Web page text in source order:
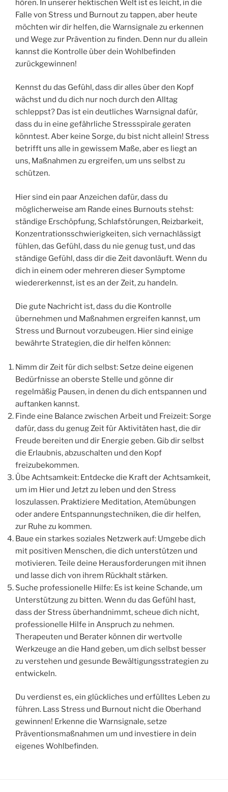
hören. In unserer hektischen Welt ist es leicht, in die
Falle von Stress und Burnout zu tappen, aber heute
möchten wir dir helfen, die Warnsignale zu erkennen
und Wege zur Prävention zu finden. Denn nur du allein
kannst die Kontrolle über dein Wohlbefinden
zurückgewinnen!
Kennst du das Gefühl, dass dir alles über den Kopf
wächst und du dich nur noch durch den Alltag
schleppst? Das ist ein deutliches Warnsignal dafür,
dass du in eine gefährliche Stressspirale geraten
könntest. Aber keine Sorge, du bist nicht allein! Stress
betrifft uns alle in gewissem Maße, aber es liegt an
uns, Maßnahmen zu ergreifen, um uns selbst zu
schützen.
Hier sind ein paar Anzeichen dafür, dass du
möglicherweise am Rande eines Burnouts stehst:
ständige Erschöpfung, Schlafstörungen, Reizbarkeit,
Konzentrationsschwierigkeiten, sich vernachlässigt
fühlen, das Gefühl, dass du nie genug tust, und das
ständige Gefühl, dass dir die Zeit davonläuft. Wenn du
dich in einem oder mehreren dieser Symptome
wiedererkennst, ist es an der Zeit, zu handeln.
Die gute Nachricht ist, dass du die Kontrolle
übernehmen und Maßnahmen ergreifen kannst, um
Stress und Burnout vorzubeugen. Hier sind einige
bewährte Strategien, die dir helfen können:
Nimm dir Zeit für dich selbst: Setze deine eigenen
Bedürfnisse an oberste Stelle und gönne dir
regelmäßig Pausen, in denen du dich entspannen und
auftanken kannst.
Finde eine Balance zwischen Arbeit und Freizeit: Sorge
dafür, dass du genug Zeit für Aktivitäten hast, die dir
Freude bereiten und dir Energie geben. Gib dir selbst
die Erlaubnis, abzuschalten und den Kopf
freizubekommen.
Übe Achtsamkeit: Entdecke die Kraft der Achtsamkeit,
um im Hier und Jetzt zu leben und den Stress
loszulassen. Praktiziere Meditation, Atemübungen
oder andere Entspannungstechniken, die dir helfen,
zur Ruhe zu kommen.
Baue ein starkes soziales Netzwerk auf: Umgebe dich
mit positiven Menschen, die dich unterstützen und
motivieren. Teile deine Herausforderungen mit ihnen
und lasse dich von ihrem Rückhalt stärken.
Suche professionelle Hilfe: Es ist keine Schande, um
Unterstützung zu bitten. Wenn du das Gefühl hast,
dass der Stress überhandnimmt, scheue dich nicht,
professionelle Hilfe in Anspruch zu nehmen.
Therapeuten und Berater können dir wertvolle
Werkzeuge an die Hand geben, um dich selbst besser
zu verstehen und gesunde Bewältigungsstrategien zu
entwickeln.
Du verdienst es, ein glückliches und erfülltes Leben zu
führen. Lass Stress und Burnout nicht die Oberhand
gewinnen! Erkenne die Warnsignale, setze
Präventionsmaßnahmen um und investiere in dein
eigenes Wohlbefinden.